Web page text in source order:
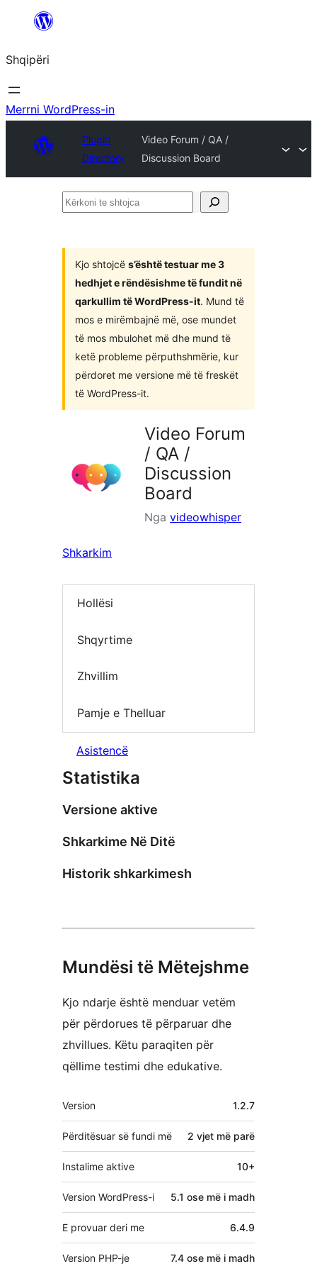
Hidhu
lënda
Shqipëri
Merrni WordPress-in
Plugin
Directory
Video Forum / QA /
Discussion Board
Kërkoni
Kjo shtojcë s’është testuar me 3
hedhjet e rëndësishme të fundit në
qarkullim të WordPress-it. Mund të
mos e mirëmbajnë më, ose mundet
të mos mbulohet më dhe mund të
ketë probleme përputhshmërie, kur
përdoret me versione më të freskët
të WordPress-it.
Video Forum
/ QA /
Discussion
Board
Nga videowhisper
Shkarkim
Hollësi
Shqyrtime
Zhvillim
Pamje e Thelluar
Asistencë
Statistika
Versione aktive
Shkarkime Në Ditë
Historik shkarkimesh
Mundësi të Mëtejshme
Kjo ndarje është menduar vetëm
për përdorues të përparuar dhe
zhvillues. Këtu paraqiten për
qëllime testimi dhe edukative.
Të
tjera
Version 1.2.7
Përditësuar së fundi më 2 vjet më parë
Instalime aktive 10+
Version WordPress-i 5.1 ose më i madh
E provuar deri me 6.4.9
Version PHP-je 7.4 ose më i madh